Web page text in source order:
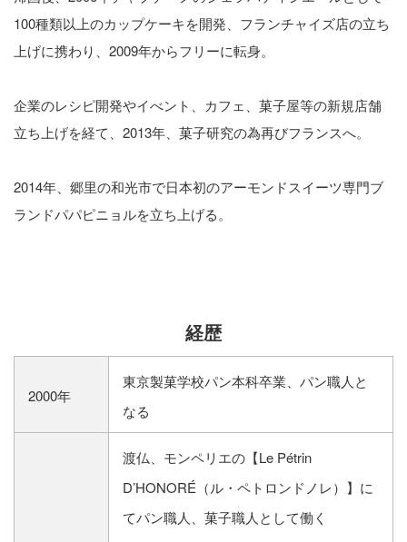
100種類以上のカップケーキを開発、フランチャイズ店の立ち
上げに携わり、2009年からフリーに転身。
企業のレシピ開発やイべント、カフェ、菓子屋等の新規店舗
立ち上げを経て、2013年、菓子研究の為再びフランスへ。
2014年、郷里の和光市で日本初のアーモンドスイーツ専門ブ
ランドパパピニョルを立ち上げる。
経歴
2000年
東京製菓学校パン本科卒業、パン職人と
なる
渡仏、モンペリエの【Le Pétrin
D’HONORÉ（ル・ペトロンドノレ）】に
てパン職人、菓子職人として働く